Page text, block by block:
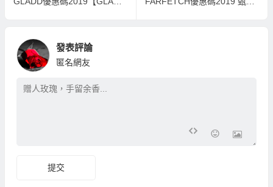
發表評論
匿名網友
提交